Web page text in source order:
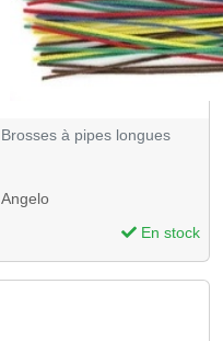
Brosses à pipes longues
Angelo
En stock